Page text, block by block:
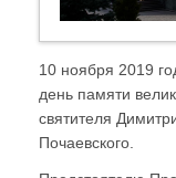
10 ноября 2019
день памяти
святителя
Почаевского.